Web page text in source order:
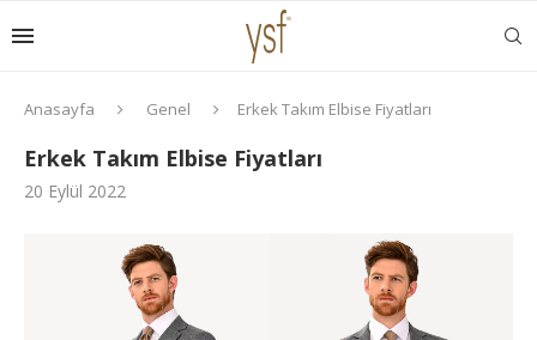
Anasayfa Genel Erkek Takım Elbise Fiyatları
Erkek Takım Elbise Fiyatları
20 Eylül 2022